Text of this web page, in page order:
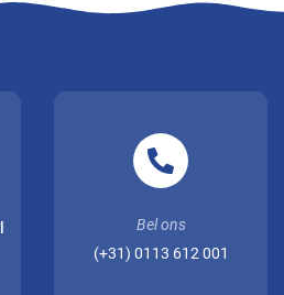
Bel ons
(+31) 0113 612 001